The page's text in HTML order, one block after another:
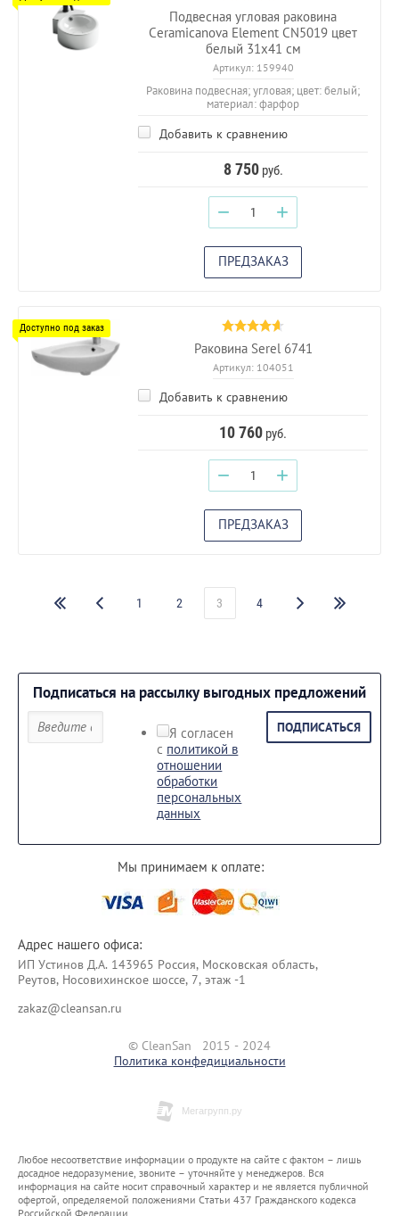
Подвесная угловая раковина
Ceramicanova Element CN5019 цвет
белый 31х41 см
Артикул:159940
Раковина подвесная; угловая; цвет: белый;
материал: фарфор
Добавить к сравнению
8 750руб.
− +
ПРЕДЗАКАЗ
Раковина Serel 6741
Артикул:104051
Добавить к сравнению
10 760 руб.
− +
ПРЕДЗАКАЗ
1 2 3 4
Подписаться на рассылку выгодных предложений
Я согласен
с политикой в
отношении
обработки
персональных
данных
ПОДПИСАТЬСЯ
Мы принимаем к оплате:
Адрес нашего офиса:
ИП Уcтинoв Д.А. 143965 Россия, Московская область,
Реутов, Носовихинское шоссе, 7, этаж -1
zakaz@cleansan.ru
© CleanSan 2015 - 2024
Политика конфедициальности
Любое несоответствие информации о продукте на сайте с фактом – лишь
досадное недоразумение, звоните – уточняйте у менеджеров. Вся
информация на сайте носит справочный характер и не является публичной
офертой, определяемой положениями Статьи 437 Гражданского кодекса
Российской Федерации